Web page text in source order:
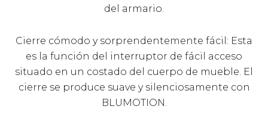
del armario.
Cierre cómodo y sorprendentemente fácil: Esta
es la función del interruptor de fácil acceso
situado en un costado del cuerpo de mueble. El
cierre se produce suave y silenciosamente con
BLUMOTION.